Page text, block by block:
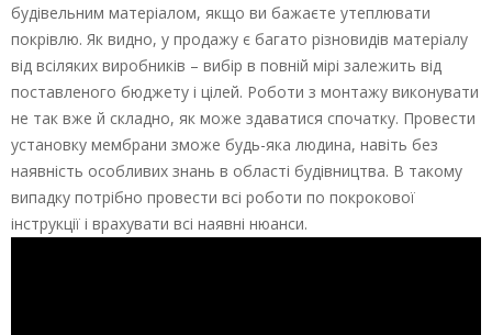
будівельним матеріалом, якщо ви бажаєте утеплювати
покрівлю. Як видно, у продажу є багато різновидів матеріалу
від всіляких виробників – вибір в повній мірі залежить від
поставленого бюджету і цілей. Роботи з монтажу виконувати
не так вже й складно, як може здаватися спочатку. Провести
установку мембрани зможе будь-яка людина, навіть без
наявність особливих знань в області будівництва. В такому
випадку потрібно провести всі роботи по покрокової
інструкції і врахувати всі наявні нюанси.